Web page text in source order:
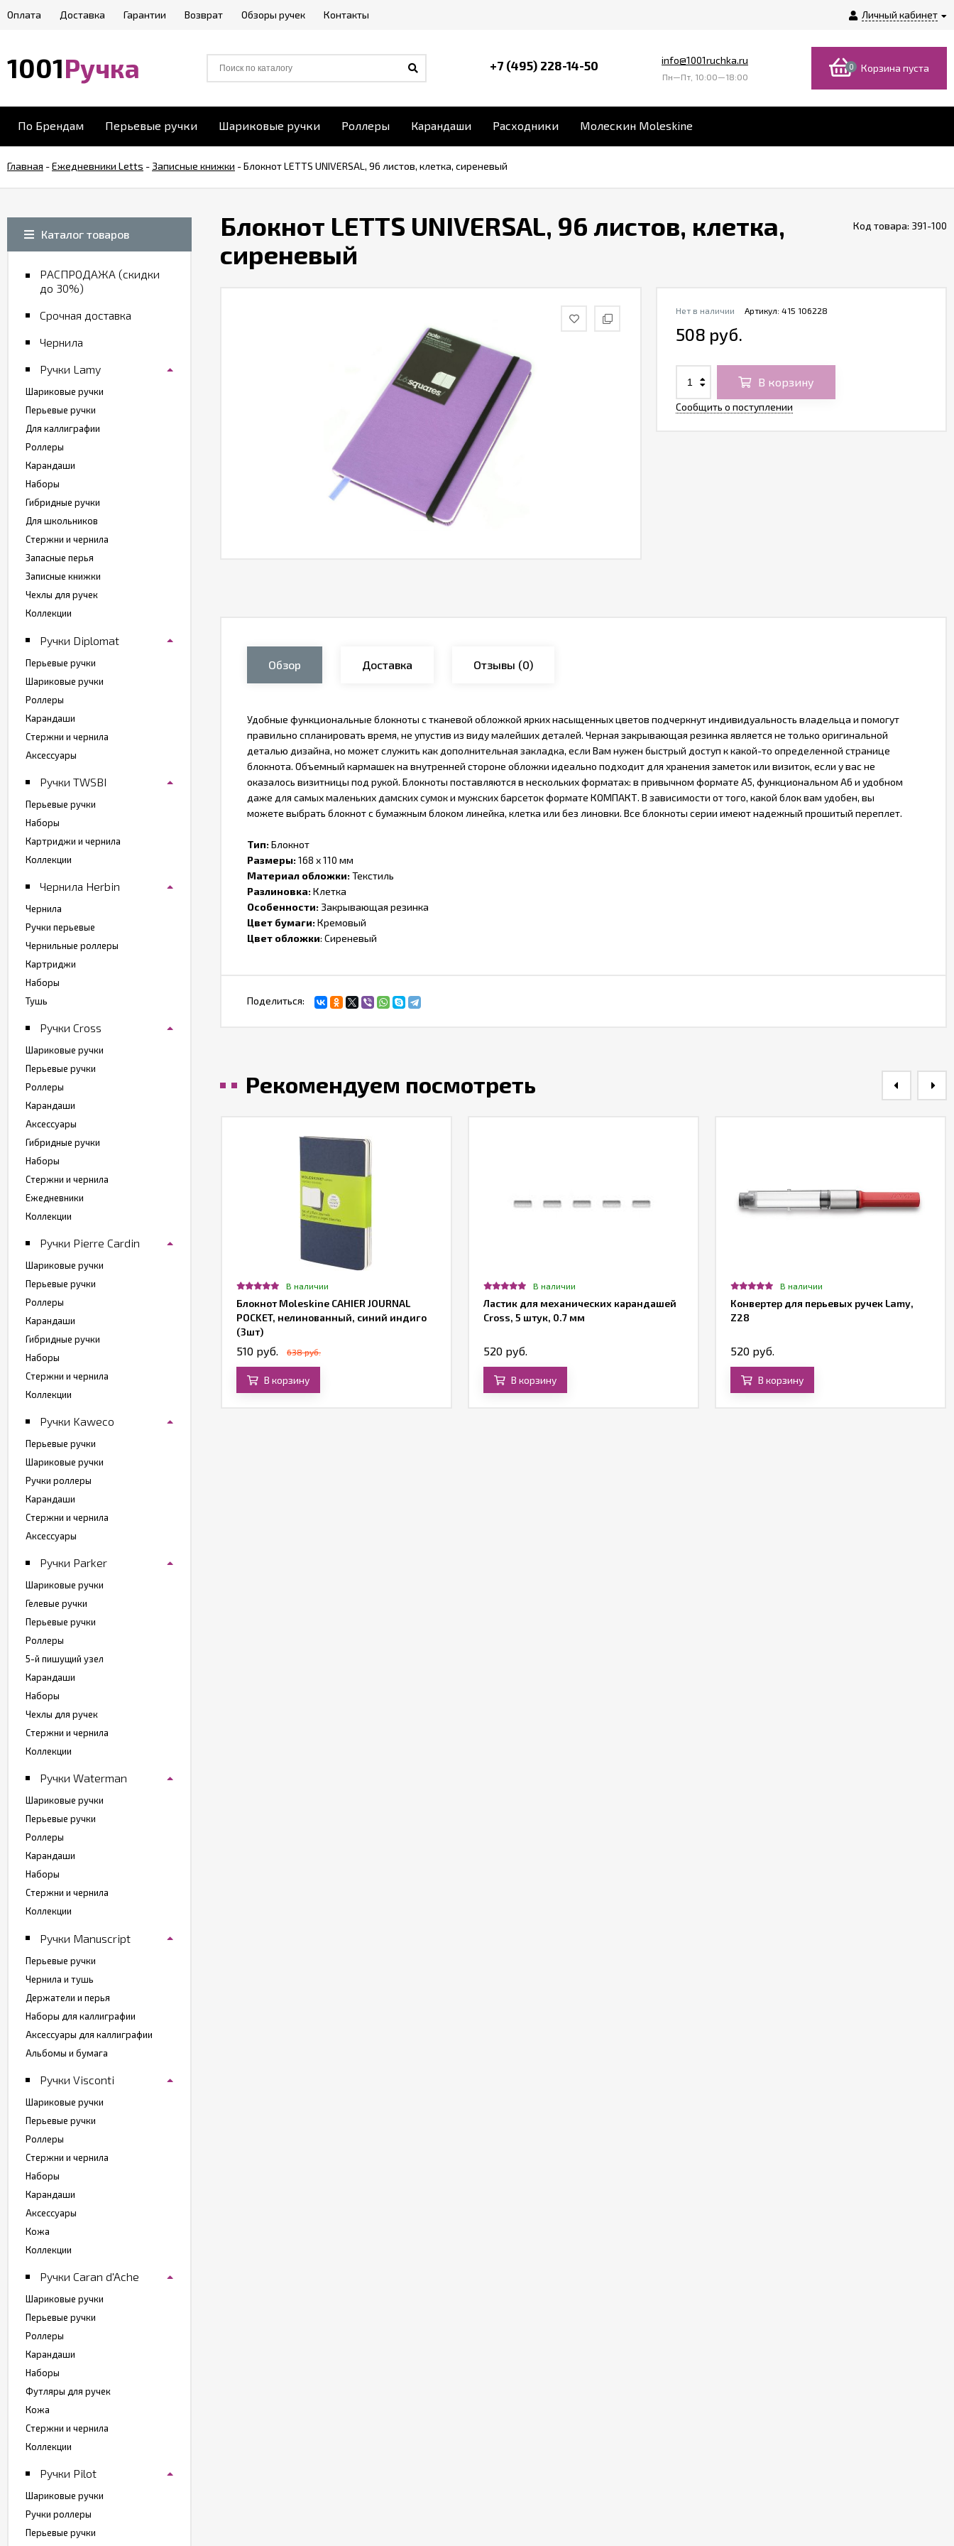
Личный кабинет
Оплата Доставка Гарантии Возврат Обзоры ручек Контакты
1001Ручка +7 (495) 228-14-50 info@1001ruchka.ru
Пн—Пт, 10:00—18:00
0 Корзина пуста
По Брендам Перьевые ручки Шариковые ручки Роллеры Карандаши Расходники Молескин Moleskine
Главная -Ежедневники Letts - Записные книжки -Блокнот LETTS UNIVERSAL, 96 листов, клетка, сиреневый
Блокнот LETTS UNIVERSAL, 96 листов, клетка,
сиреневый
Код товара: 391-100
Артикул:415 106228
Нет в наличии
508 руб.
В корзину
Сообщить о поступлении
Обзор Доставка Отзывы (0)
Удобные функциональные блокноты с тканевой обложкой ярких насыщенных цветов подчеркнут индивидуальность владельца и помогут
правильно спланировать время, не упустив из виду малейших деталей. Черная закрывающая резинка является не только оригинальной
деталью дизайна, но может служить как дополнительная закладка, если Вам нужен быстрый доступ к какой-то определенной странице
блокнота. Объемный кармашек на внутренней стороне обложки идеально подходит для хранения заметок или визиток, если у вас не
оказалось визитницы под рукой. Блокноты поставляются в нескольких форматах: в привычном формате А5, функциональном А6 и удобном
даже для самых маленьких дамских сумок и мужских барсеток формате КОМПАКТ. В зависимости от того, какой блок вам удобен, вы
можете выбрать блокнот с бумажным блоком линейка, клетка или без линовки. Все блокноты серии имеют надежный прошитый переплет.
Тип:Блокнот
Размеры:168 х 110 мм
Материал обложки:Текстиль
Разлиновка:Клетка
Особенности: Закрывающая резинка
Цвет бумаги:Кремовый
Цвет обложки: Сиреневый
Поделиться:
Рекомендуем посмотреть
В наличии
для шариковых ручки Lamy
черный
руб.
В корзину
В наличии
Блокнот Moleskine CAHIER JOURNAL
POCKET, нелинованный, синий индиго
(3шт)
510 руб. 638 руб.
В корзину
В наличии
Ластик для механических карандашей
Cross, 5 штук, 0.7 мм
520 руб.
В корзину
В наличии
Конвертер для перьевых ручек Lamy,
Z28
520 руб.
В корзину
Каталог товаров
РАСПРОДАЖА (скидки
до 30%)
Срочная доставка
Чернила
Ручки Lamy
Шариковые ручки
Перьевые ручки
Для каллиграфии
Роллеры
Карандаши
Наборы
Гибридные ручки
Для школьников
Стержни и чернила
Запасные перья
Записные книжки
Чехлы для ручек
Коллекции
Ручки Diplomat
Перьевые ручки
Шариковые ручки
Роллеры
Карандаши
Стержни и чернила
Аксессуары
Ручки TWSBI
Перьевые ручки
Наборы
Картриджи и чернила
Коллекции
Чернила Herbin
Чернила
Ручки перьевые
Чернильные роллеры
Картриджи
Наборы
Тушь
Ручки Cross
Шариковые ручки
Перьевые ручки
Роллеры
Карандаши
Аксессуары
Гибридные ручки
Наборы
Стержни и чернила
Ежедневники
Коллекции
Ручки Pierre Cardin
Шариковые ручки
Перьевые ручки
Роллеры
Карандаши
Гибридные ручки
Наборы
Стержни и чернила
Коллекции
Ручки Kaweco
Перьевые ручки
Шариковые ручки
Ручки роллеры
Карандаши
Стержни и чернила
Аксессуары
Ручки Parker
Шариковые ручки
Гелевые ручки
Перьевые ручки
Роллеры
5-й пишущий узел
Карандаши
Наборы
Чехлы для ручек
Стержни и чернила
Коллекции
Ручки Waterman
Шариковые ручки
Перьевые ручки
Роллеры
Карандаши
Наборы
Стержни и чернила
Коллекции
Ручки Manuscript
Перьевые ручки
Чернила и тушь
Держатели и перья
Наборы для каллиграфии
Аксессуары для каллиграфии
Альбомы и бумага
Ручки Visconti
Шариковые ручки
Перьевые ручки
Роллеры
Стержни и чернила
Наборы
Карандаши
Аксессуары
Кожа
Коллекции
Ручки Caran d'Ache
Шариковые ручки
Перьевые ручки
Роллеры
Карандаши
Наборы
Футляры для ручек
Кожа
Стержни и чернила
Коллекции
Ручки Pilot
Шариковые ручки
Ручки роллеры
Перьевые ручки